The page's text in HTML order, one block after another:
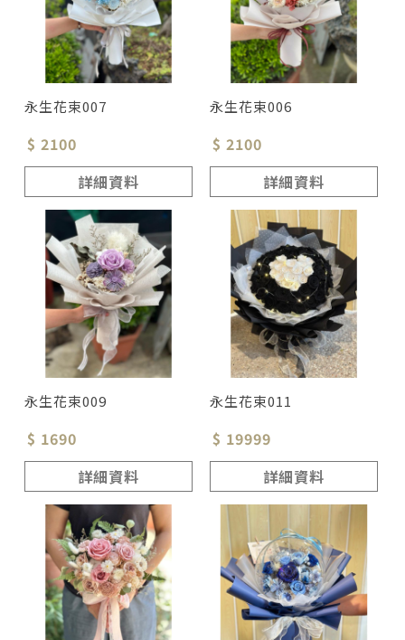
永生花束007
$ 2100
詳細資料
永生花束006
$ 2100
詳細資料
永生花束009
$ 1690
詳細資料
永生花束011
$ 19999
詳細資料